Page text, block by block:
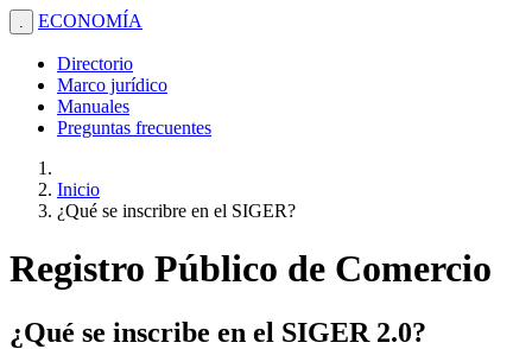
. ECONOMÍA
Directorio
Marco jurídico
Manuales
Preguntas frecuentes
Inicio
¿Qué se inscribre en el SIGER?
Registro Público de Comercio
¿Qué se inscribe en el SIGER 2.0?